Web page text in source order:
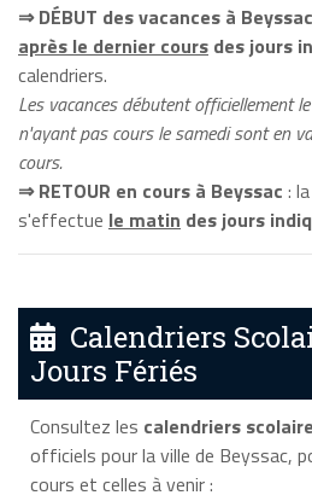
⇒ DÉBUT des vacances à Beyssac
après le dernier cours des jours
calendriers.
Les vacances débutent officiellement
n'ayant pas cours le samedi sont en
cours.
⇒ RETOUR en cours à Beyssac :
s'effectue le matin des jours
Calendriers
Jours Fériés
Consultez les calendriers
officiels pour la ville de Beyssac,
cours et celles à venir :